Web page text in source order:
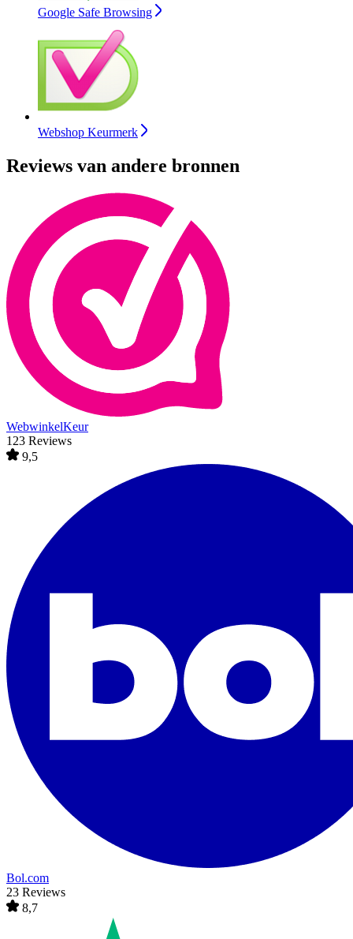
Google Safe Browsing
Webshop Keurmerk
Reviews van andere bronnen
WebwinkelKeur
123 Reviews
9,5
Bol.com
23 Reviews
8,7